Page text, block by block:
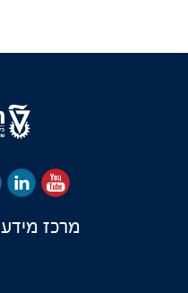
מרכז מידע